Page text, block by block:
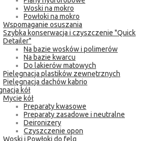
Woski na mokro
Powłoki na mokro
Wspomaganie osuszania
Szybka konserwacja i czyszczenie "Quick
Detailer"
Na bazie wosków i polimerów
Na bazie kwarcu
Do lakierów matowych
Pielęgnacja plastików zewnętrznych
Pielęgnacja dachów kabrio
kół
Mycie kół
Preparaty kwasowe
Preparaty zasadowe i neutralne
Deironizery
Czyszczenie opon
Woski i Powłoki do felg